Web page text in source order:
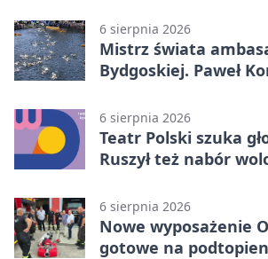
6 sierpnia 2026
Mistrz świata
Bydgoskiej. Paweł
6 sierpnia 2026
Teatr Polski szuka
Ruszył też nabór
6 sierpnia 2026
Nowe wyposażenie
gotowe na